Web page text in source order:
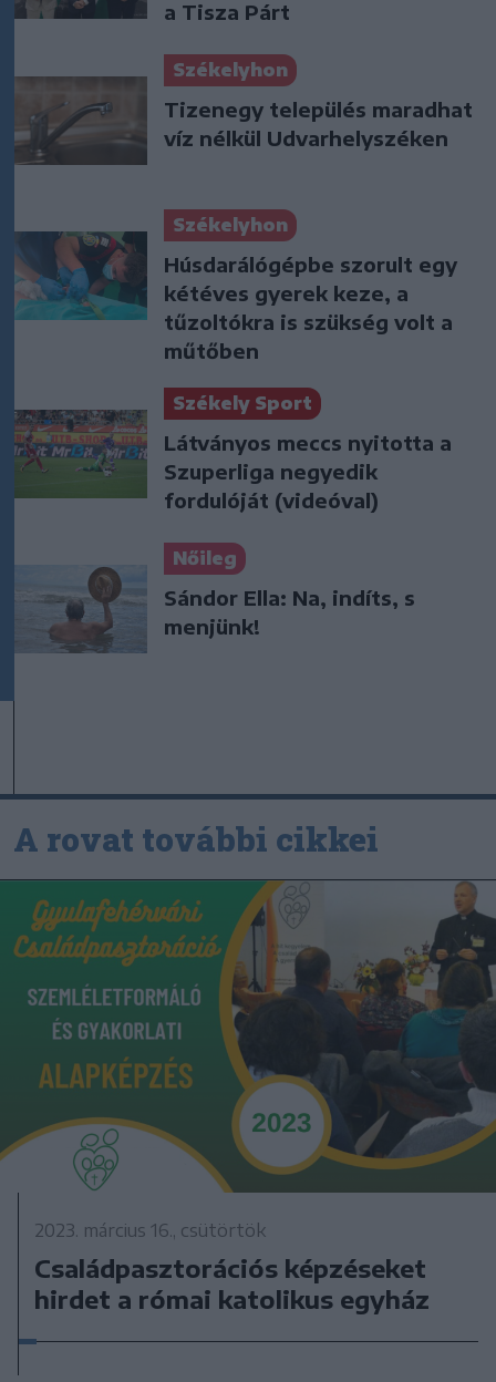
a Tisza Párt
Székelyhon
Tizenegy település maradhat
víz nélkül Udvarhelyszéken
Székelyhon
Húsdarálógépbe szorult egy
kétéves gyerek keze, a
tűzoltókra is szükség volt a
műtőben
Székely Sport
Látványos meccs nyitotta a
Szuperliga negyedik
fordulóját (videóval)
Nőileg
Sándor Ella: Na, indíts, s
menjünk!
A rovat további cikkei
2023. március 16., csütörtök
Családpasztorációs képzéseket
hirdet a római katolikus egyház